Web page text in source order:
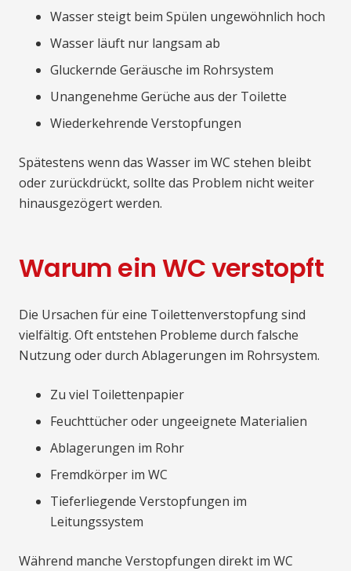
Wasser steigt beim Spülen ungewöhnlich hoch
Wasser läuft nur langsam ab
Gluckernde Geräusche im Rohrsystem
Unangenehme Gerüche aus der Toilette
Wiederkehrende Verstopfungen
Spätestens wenn das Wasser im WC stehen bleibt
oder zurückdrückt, sollte das Problem nicht weiter
hinausgezögert werden.
Warum ein WC verstopft
Die Ursachen für eine Toilettenverstopfung sind
vielfältig. Oft entstehen Probleme durch falsche
Nutzung oder durch Ablagerungen im Rohrsystem.
Zu viel Toilettenpapier
Feuchttücher oder ungeeignete Materialien
Ablagerungen im Rohr
Fremdkörper im WC
Tieferliegende Verstopfungen im
Leitungssystem
Während manche Verstopfungen direkt im WC